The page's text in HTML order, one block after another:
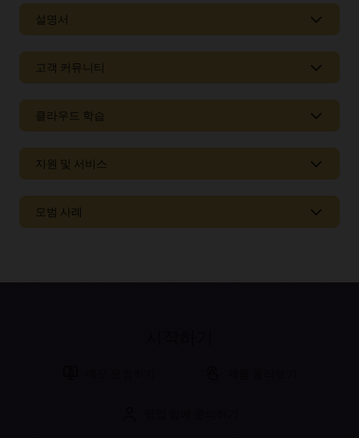
설명서
고객 커뮤니티
클라우드 학습
지원 및 서비스
모범 사례